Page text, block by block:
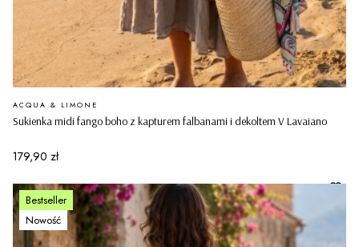
Sukienka midi fango boho z kapturem falbanami i dekoltem V Lavaiano
PRODUCENT
ACQUA & LIMONE
Cena
179,90 zł
Bestseller
Nowość